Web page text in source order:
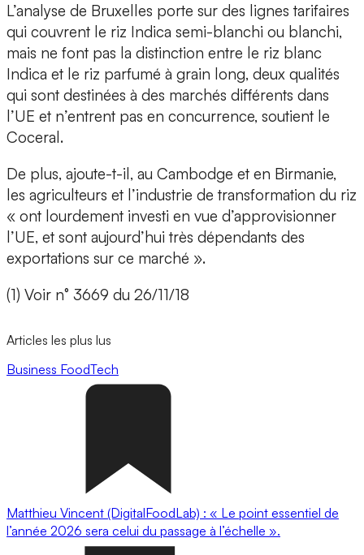
L’analyse de Bruxelles porte sur des lignes tarifaires
qui couvrent le riz Indica semi-blanchi ou blanchi,
mais ne font pas la distinction entre le riz blanc
Indica et le riz parfumé à grain long, deux qualités
qui sont destinées à des marchés différents dans
l’UE et n’entrent pas en concurrence, soutient le
Coceral.
De plus, ajoute-t-il, au Cambodge et en Birmanie,
les agriculteurs et l’industrie de transformation du riz
« ont lourdement investi en vue d’approvisionner
l’UE, et sont aujourd’hui très dépendants des
exportations sur ce marché ».
(1) Voir n° 3669 du 26/11/18
Articles les plus lus
Business FoodTech
Matthieu Vincent (DigitalFoodLab) : « Le point essentiel de
l’année 2026 sera celui du passage à l’échelle ».